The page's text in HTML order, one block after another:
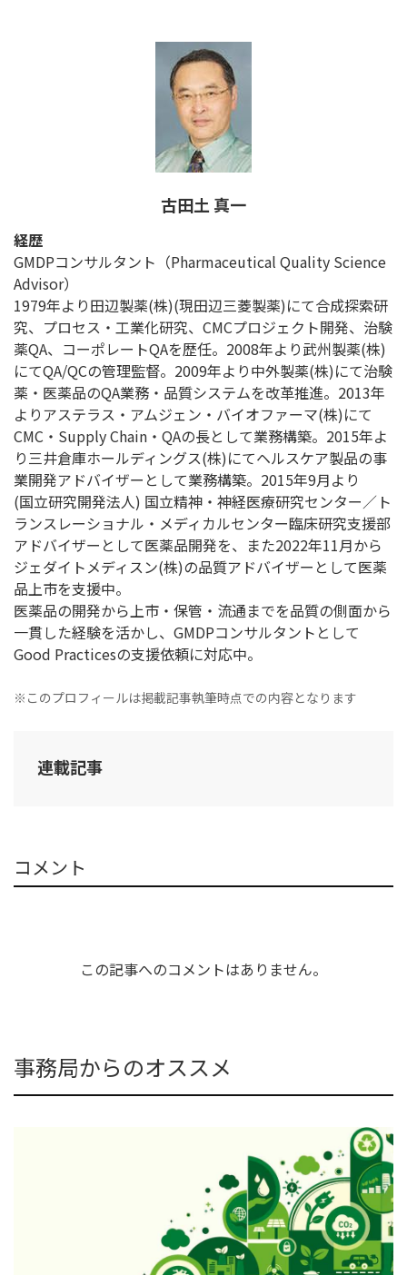
古田土 真一
経歴
GMDPコンサルタント（Pharmaceutical Quality Science
Advisor）
1979年より田辺製薬(株)(現田辺三菱製薬)にて合成探索研
究、プロセス・工業化研究、CMCプロジェクト開発、治験
薬QA、コーポレートQAを歴任。2008年より武州製薬(株)
にてQA/QCの管理監督。2009年より中外製薬(株)にて治験
薬・医薬品のQA業務・品質システムを改革推進。2013年
よりアステラス・アムジェン・バイオファーマ(株)にて
CMC・Supply Chain・QAの長として業務構築。2015年よ
り三井倉庫ホールディングス(株)にてヘルスケア製品の事
業開発アドバイザーとして業務構築。2015年9月より
(国立研究開発法人) 国立精神・神経医療研究センター／ト
ランスレーショナル・メディカルセンター臨床研究支援部
アドバイザーとして医薬品開発を、また2022年11月から
ジェダイトメディスン(株)の品質アドバイザーとして医薬
品上市を支援中。
医薬品の開発から上市・保管・流通までを品質の側面から
一貫した経験を活かし、GMDPコンサルタントとして
Good Practicesの支援依頼に対応中。
※このプロフィールは掲載記事執筆時点での内容となります
連載記事
コメント
この記事へのコメントはありません。
事務局からのオススメ